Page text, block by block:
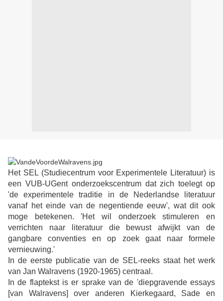
Het SEL (Studiecentrum voor Experimentele Literatuur) is
een VUB-UGent onderzoekscentrum dat zich toelegt op
'de experimentele traditie in de Nederlandse literatuur
vanaf het einde van de negentiende eeuw', wat dit ook
moge betekenen. 'Het wil onderzoek stimuleren en
verrichten naar literatuur die bewust afwijkt van de
gangbare conventies en op zoek gaat naar formele
vernieuwing.'
In de eerste publicatie van de SEL-reeks staat het werk
van Jan Walravens (1920-1965) centraal.
In de flaptekst is er sprake van de 'diepgravende essays
[van Walravens] over anderen Kierkegaard, Sade en